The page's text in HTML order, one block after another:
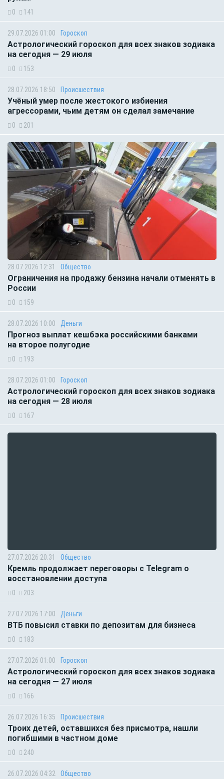
0 141
29.07.2026 01:00 Гороскоп
Астрологический гороскоп для всех знаков зодиака
на сегодня — 29 июля
0 153
28.07.2026 18:50 Происшествия
Учёный умер после жестокого избиения
агрессорами, чьим детям он сделал замечание
0 201
28.07.2026 12:31 Общество
Ограничения на продажу бензина начали отменять в
России
0 159
28.07.2026 10:00 Деньги
Прогноз выплат кешбэка российскими банками
на второе полугодие
0 193
28.07.2026 01:00 Гороскоп
Астрологический гороскоп для всех знаков зодиака
на сегодня — 28 июля
0 167
27.07.2026 20:31 Общество
Кремль продолжает переговоры с Telegram о
восстановлении доступа
0 203
27.07.2026 17:00 Деньги
ВТБ повысил ставки по депозитам для бизнеса
0 183
27.07.2026 01:00 Гороскоп
Астрологический гороскоп для всех знаков зодиака
на сегодня — 27 июля
0 166
26.07.2026 16:35 Происшествия
Троих детей, оставшихся без присмотра, нашли
погибшими в частном доме
0 240
26.07.2026 04:32 Общество